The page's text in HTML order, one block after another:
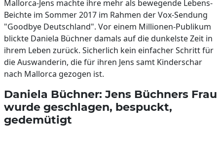
Mallorca-Jens machte ihre mehr als bewegende Lebens-
Beichte im Sommer 2017 im Rahmen der Vox-Sendung
"Goodbye Deutschland". Vor einem Millionen-Publikum
blickte Daniela Büchner damals auf die dunkelste Zeit in
ihrem Leben zurück. Sicherlich kein einfacher Schritt für
die Auswanderin, die für ihren Jens samt Kinderschar
nach Mallorca gezogen ist.
Daniela Büchner: Jens Büchners Frau
wurde geschlagen, bespuckt,
gedemütigt